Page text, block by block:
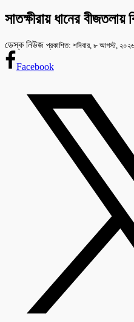
সাতক্ষীরায় ধানের
ডেস্ক নিউজ প্রকাশিত: শনিবার, ৮ আগস্ট,
Facebook